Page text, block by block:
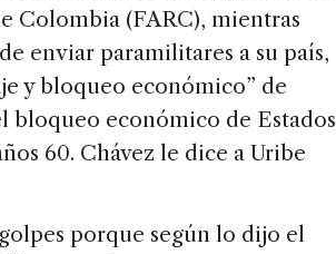
Colombia (FARC), mientras
enviar paramilitares a su país,
y bloqueo económico” de
bloqueo económico de Estados
60. Chávez le dice a Uribe
porque según lo dijo el